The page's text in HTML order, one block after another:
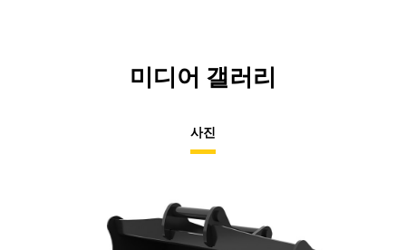
미디어 갤러리
사진